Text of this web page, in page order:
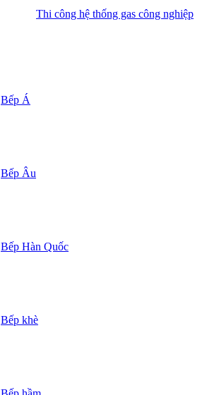
Thi công hệ thống gas công nghiệp
Bếp Á
Bếp Âu
Bếp Hàn Quốc
Bếp khè